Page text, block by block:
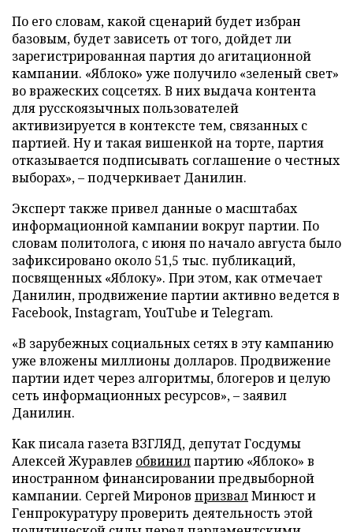
По его словам, какой сценарий будет избран
базовым, будет зависеть от того, дойдет ли
зарегистрированная партия до агитационной
кампании. «Яблоко» уже получило «зеленый свет»
во вражеских соцсетях. В них выдача контента
для русскоязычных пользователей
активизируется в контексте тем, связанных с
партией. Ну и такая вишенкой на торте, партия
отказывается подписывать соглашение о честных
выборах», – подчеркивает Данилин.
Эксперт также привел данные о масштабах
информационной кампании вокруг партии. По
словам политолога, с июня по начало августа было
зафиксировано около 51,5 тыс. публикаций,
посвященных «Яблоку». При этом, как отмечает
Данилин, продвижение партии активно ведется в
Facebook, Instagram, YouTube и Telegram.
«В зарубежных социальных сетях в эту кампанию
уже вложены миллионы долларов. Продвижение
партии идет через алгоритмы, блогеров и целую
сеть информационных ресурсов», – заявил
Данилин.
Как писала газета ВЗГЛЯД, депутат Госдумы
Алексей Журавлев обвинилпартию «Яблоко» в
иностранном финансировании предвыборной
кампании. Сергей Миронов призвалМинюст и
Генпрокуратуру проверить деятельность этой